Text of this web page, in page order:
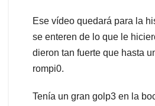
Ese vídeo quedará para la
se enteren de lo que le
dieron tan fuerte que hasta
rompi0.
Tenía un gran golp3 en la